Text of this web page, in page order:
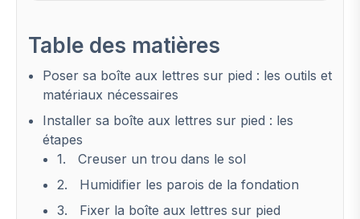
Table des matières
Poser sa boîte aux lettres sur pied : les outils et
matériaux nécessaires
Installer sa boîte aux lettres sur pied : les
étapes
1. Creuser un trou dans le sol
2. Humidifier les parois de la fondation
3. Fixer la boîte aux lettres sur pied